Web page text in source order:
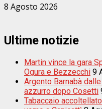
8 Agosto 2026
Ultime notizie
Martin vince la gara
Ogura e Bezzecchi 9
Argento Barnabà
azzurro dopo Cosetti
Tabaccaio